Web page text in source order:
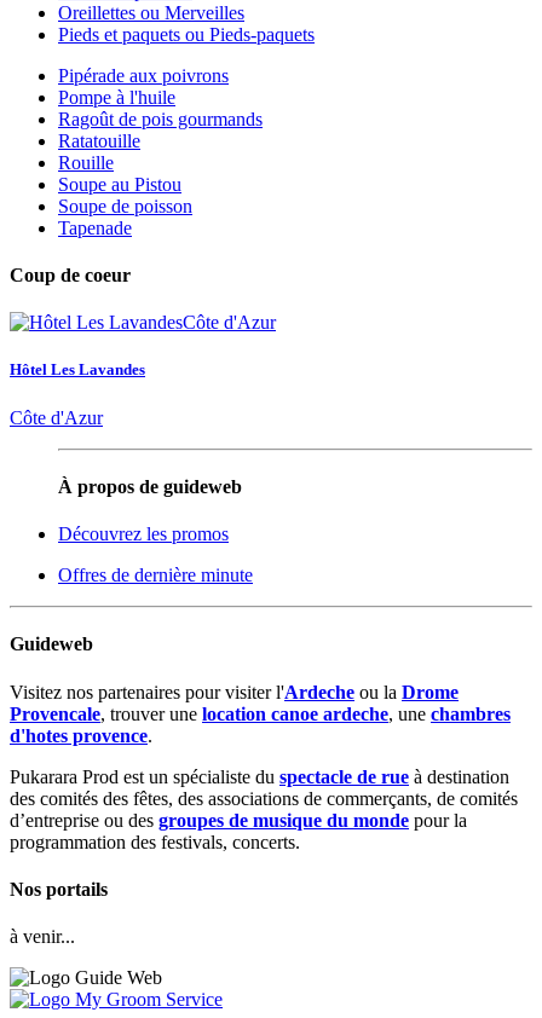
Oreillettes ou Merveilles
Pieds et paquets ou Pieds-paquets
Pipérade aux poivrons
Pompe à l'huile
Ragoût de pois gourmands
Ratatouille
Rouille
Soupe au Pistou
Soupe de poisson
Tapenade
Coup de coeur
Hôtel Les Lavandes
Côte d'Azur
À propos de guideweb
Découvrez les promos
Offres de dernière minute
Guideweb
Visitez nos partenaires pour visiter l'Ardeche ou la Drome
Provencale, trouver une location canoe ardeche, une chambres
d'hotes provence.
Pukarara Prod est un spécialiste du spectacle de rue à destination
des comités des fêtes, des associations de commerçants, de comités
d’entreprise ou des groupes de musique du monde pour la
programmation des festivals, concerts.
Nos portails
à venir...